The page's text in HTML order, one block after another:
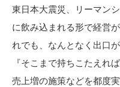
東日本大震災、リーマン
に飲み込まれる形で経営
れでも、なんとなく出口が
『そこまで持ちこたえれ
売上増の施策などを都度実